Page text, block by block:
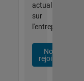
actualités
sur
l'entreprise.
Nous
rejoindre